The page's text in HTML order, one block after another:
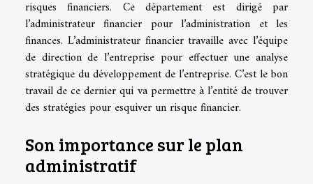
risques financiers. Ce département est dirigé par
l’administrateur financier pour l’administration et les
finances. L’administrateur financier travaille avec l’équipe
de direction de l’entreprise pour effectuer une analyse
stratégique du développement de l’entreprise. C’est le bon
travail de ce dernier qui va permettre à l’entité de trouver
des stratégies pour esquiver un risque financier.
Son importance sur le plan
administratif